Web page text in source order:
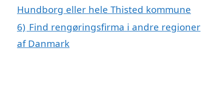
Hundborg eller hele Thisted kommune
6) Find rengøringsfirma i andre regioner
af Danmark